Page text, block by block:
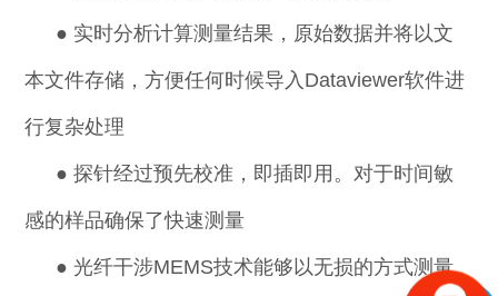
● 实时分析计算测量结果 ，原始数据并将以文
本文件存储，方便任何时候导入Dataviewer软件进
行复杂处理
●探针经过预先校准，即插即用。对于时间敏
感的样品确保了快速测量
●光纤干涉MEMS技术能够以无损的方式测量